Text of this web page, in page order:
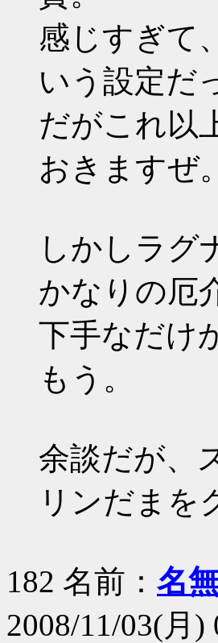
感じすぎて
いう設定だ
だがこれ以
おきますぜ。
しかしラグ
かなりの厄
下手なだけ
もう。
余談だが、
リンだまを
182 名前： 名
2008/11/03(月